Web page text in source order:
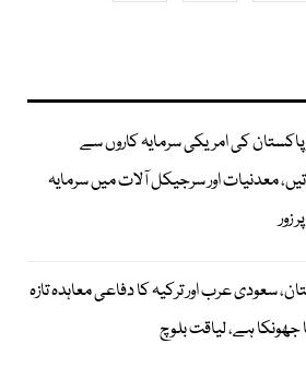
کی امریکی سرمایہ کاروں سے
معدنیات اور سرجیکل آلات میں سرمایہ
زور
سعودی عرب اور ترکیہ کا دفاعی معاہدہ تازہ
جھونکا ہے، لیاقت بلوچ